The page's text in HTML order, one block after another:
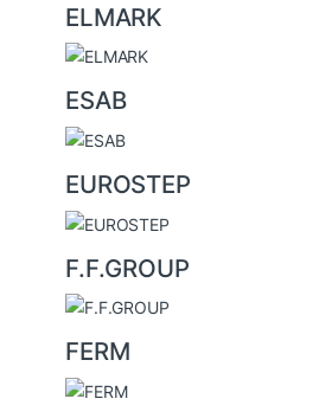
ELMARK
ESAB
EUROSTEP
F.F.GROUP
FERM